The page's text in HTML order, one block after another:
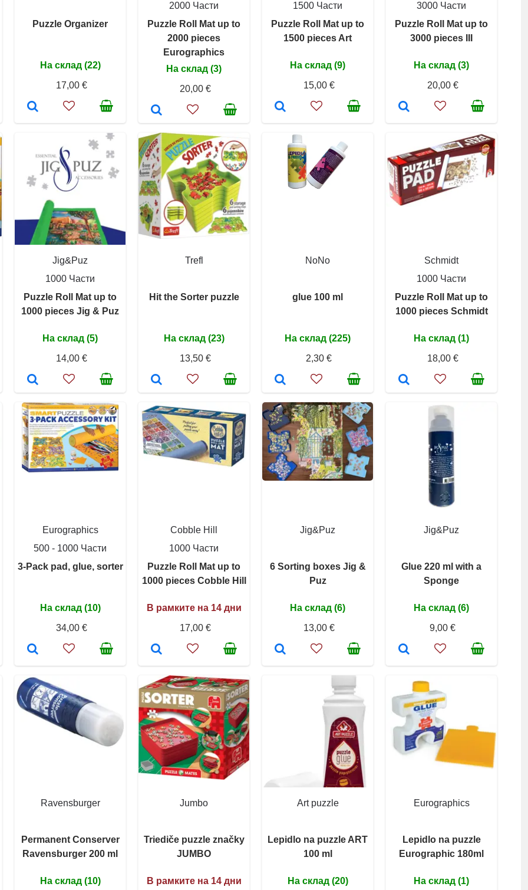
Puzzle Organizer
На склад (22)
17,00 €
2000 Части
Puzzle Roll Mat up to
2000 pieces
Eurographics
На склад (3)
20,00 €
1500 Части
Puzzle Roll Mat up to
1500 pieces Art
На склад (9)
15,00 €
3000 Части
Puzzle Roll Mat up to
3000 pieces III
На склад (3)
20,00 €
Jig&Puz
1000 Части
Puzzle Roll Mat up to
1000 pieces Jig & Puz
На склад (5)
14,00 €
Trefl
Hit the Sorter puzzle
На склад (23)
13,50 €
NoNo
glue 100 ml
На склад (225)
2,30 €
Schmidt
1000 Части
Puzzle Roll Mat up to
1000 pieces Schmidt
На склад (1)
18,00 €
Eurographics
500 - 1000 Части
3-Pack pad, glue, sorter
На склад (10)
34,00 €
Cobble Hill
1000 Части
Puzzle Roll Mat up to
1000 pieces Cobble Hill
В рамките на 14 дни
17,00 €
Jig&Puz
6 Sorting boxes Jig &
Puz
На склад (6)
13,00 €
Jig&Puz
Glue 220 ml with a
Sponge
На склад (6)
9,00 €
Ravensburger
Permanent Conserver
Ravensburger 200 ml
На склад (10)
Jumbo
Triediče puzzle značky
JUMBO
В рамките на 14 дни
Art puzzle
Lepidlo na puzzle ART
100 ml
На склад (20)
Eurographics
Lepidlo na puzzle
Eurographic 180ml
На склад (1)